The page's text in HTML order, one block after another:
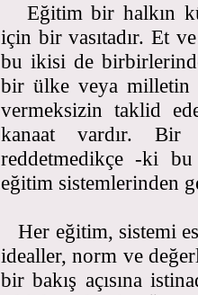
Eğitim bir halkın
için bir vasıtadır. Et
bu ikisi de
bir ülke veya milletin
vermeksizin taklid
kanaat vardır. Bir
reddetmedikçe -ki
eğitim sistemlerinden
Her eğitim, sistemi
idealler, norm ve
bir bakış açısına